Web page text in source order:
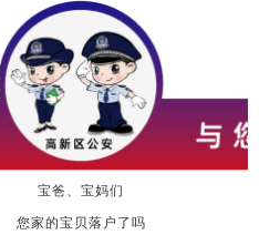
宝爸、宝妈们
您家的宝贝落户了吗